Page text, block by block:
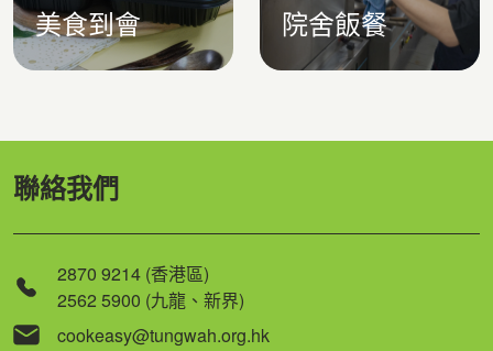
美食到會 院舍飯餐
聯絡我們
2870 9214 (香港區)
2562 5900 (九龍、新界)
cookeasy@tungwah.org.hk